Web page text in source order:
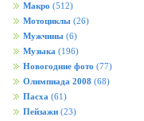
Макро (512)
Мотоциклы (26)
Мужчины (6)
Музыка (196)
Новогодние фото (77)
Олимпиада 2008 (68)
Пасха (61)
Пейзажи (23)